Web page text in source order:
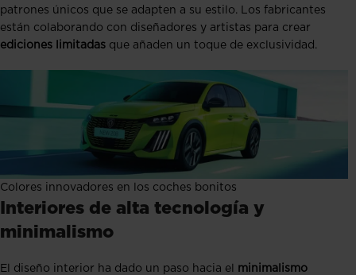
patrones únicos que se adapten a su estilo. Los fabricantes
están colaborando con diseñadores y artistas para crear
ediciones limitadas que añaden un toque de exclusividad.
Colores innovadores en los coches bonitos
Interiores de alta tecnología y
minimalismo
El diseño interior ha dado un paso hacia el minimalismo